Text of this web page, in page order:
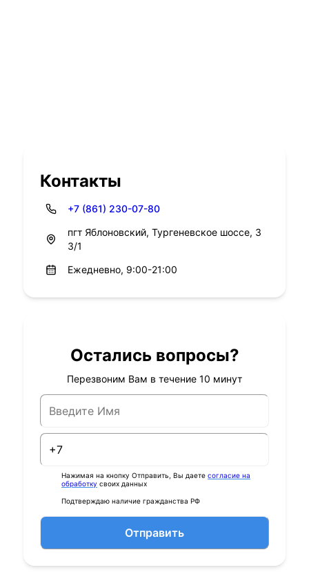
Контакты
+7 (861) 230-07-80
пгт Яблоновский, Тургеневское шоссе, 3
3/1
Ежедневно, 9:00-21:00
Остались вопросы?
Перезвоним Вам в течение 10 минут
Нажимая на кнопку Отправить, Вы даете согласие на
обработку своих данных
Подтверждаю наличие гражданства РФ
Отправить